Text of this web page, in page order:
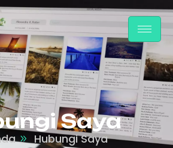
Saya
Hubungi Saya